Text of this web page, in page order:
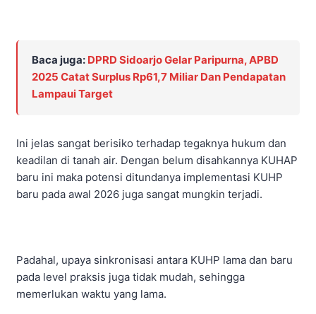
Baca juga: DPRD Sidoarjo Gelar Paripurna, APBD
2025 Catat Surplus Rp61,7 Miliar Dan Pendapatan
Lampaui Target
Ini jelas sangat berisiko terhadap tegaknya hukum dan
keadilan di tanah air. Dengan belum disahkannya KUHAP
baru ini maka potensi ditundanya implementasi KUHP
baru pada awal 2026 juga sangat mungkin terjadi.
Padahal, upaya sinkronisasi antara KUHP lama dan baru
pada level praksis juga tidak mudah, sehingga
memerlukan waktu yang lama.